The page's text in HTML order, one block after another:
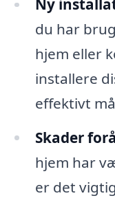
Ny
du har
hjem eller
installere
effektivt
Skader
hjem har
er det